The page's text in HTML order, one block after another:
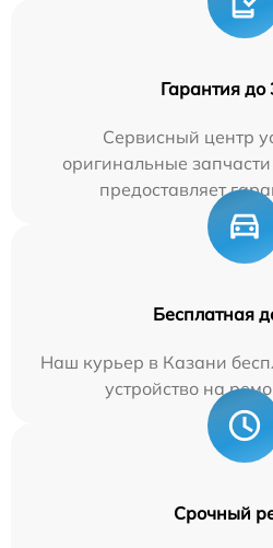
Гарантия до
Сервисный центр
оригинальные
предоставляет
Бесплатная
Наш курьер в Казани
устройство на
Срочный